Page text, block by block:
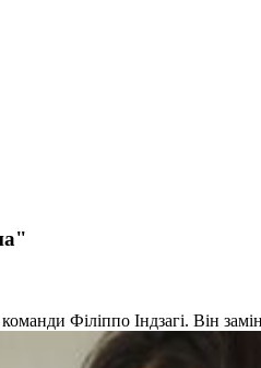
Філіппо Індзагі. Він